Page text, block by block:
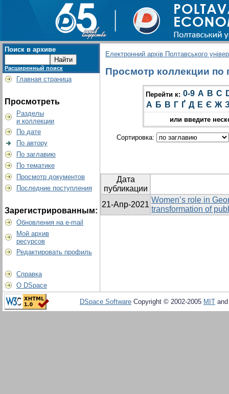
Поиск в архиве
Расширенный поиск
Главная страница
Просмотреть
Разделы
и коллекции
По дате
По автору
По заглавию
По тематике
Просмотр документов
Последние поступления
Зарегистрированным:
Обновления на e-mail
Мой архив
ресурсов
Редактировать профиль
Справка
О DSpace
Електронний архів Полтавського
Просмотр коллекции по
Перейти к: 0-9 A B C
А Б В Г Ґ Д Е Є Ж
или введите
Сортировка:
Дата
публикации
21-Апр-2021
Women’s role in
transformation of
DSpace Software Copyright © 2002-2005 MIT